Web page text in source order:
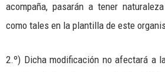
acompaña, pasarán a tener
como tales en la plantilla de este
2.º) Dicha modificación no afectará a